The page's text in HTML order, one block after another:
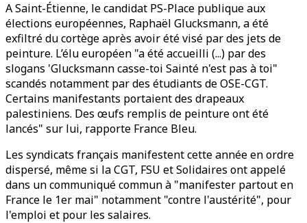
A Saint-Étienne, le candidat PS-Place publique aux
élections européennes, Raphaël Glucksmann, a été
exfiltré du cortège après avoir été visé par des jets de
peinture. L’élu européen "a été accueilli (...) par des
slogans 'Glucksmann casse-toi Sainté n'est pas à toi"
scandés notamment par des étudiants de OSE-CGT.
Certains manifestants portaient des drapeaux
palestiniens. Des œufs remplis de peinture ont été
lancés" sur lui, rapporte France Bleu.
Les syndicats français manifestent cette année en ordre
dispersé, même si la CGT, FSU et Solidaires ont appelé
dans un communiqué commun à "manifester partout en
France le 1er mai" notamment "contre l'austérité", pour
l'emploi et pour les salaires.